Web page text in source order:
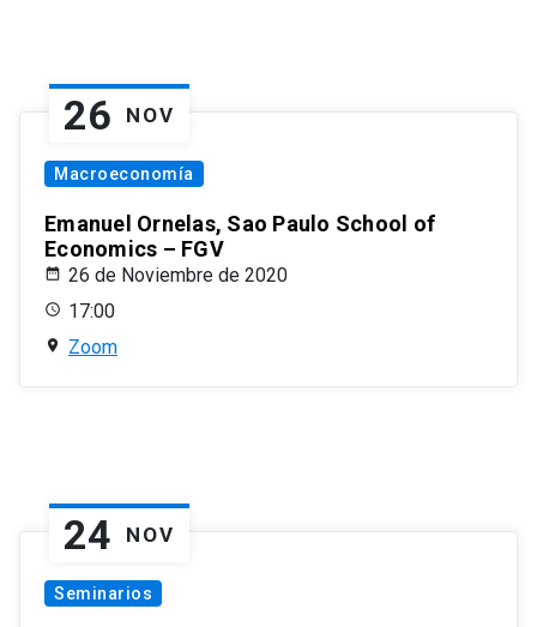
26 NOV
Macroeconomía
Emanuel Ornelas, Sao Paulo School of
Economics – FGV
26 de Noviembre de 2020
17:00
Zoom
24 NOV
Seminarios